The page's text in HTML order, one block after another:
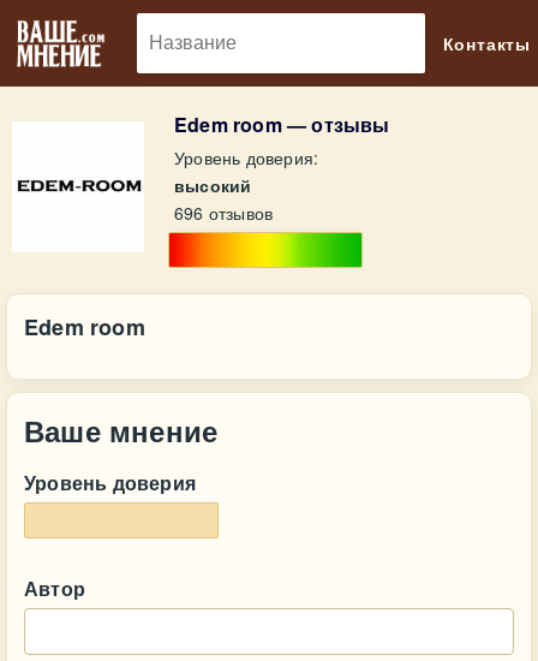
Контакты
Edem room — отзывы
Уровень доверия:
высокий
696 отзывов
Edem room
Ваше мнение
Уровень доверия
Автор